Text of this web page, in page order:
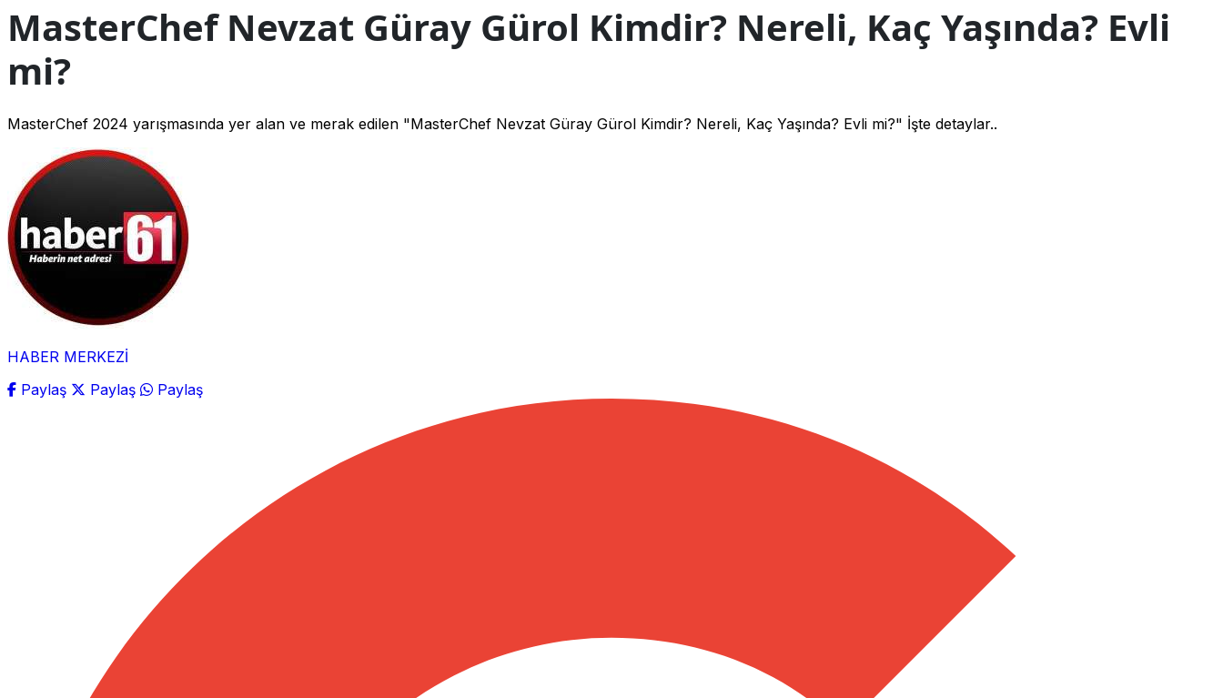
MasterChef Nevzat Güray Gürol Kimdir? Nereli, Kaç Yaşında? Evli
mi?
MasterChef 2024 yarışmasında yer alan ve merak edilen "MasterChef Nevzat Güray Gürol Kimdir? Nereli, Kaç Yaşında? Evli mi?" İşte detaylar..
HABER MERKEZİ
Paylaş
Paylaş Paylaş